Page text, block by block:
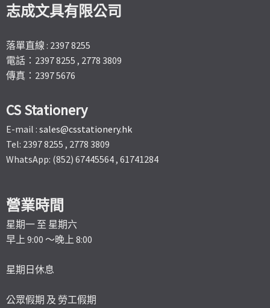
志成文具有限公司
落單直線 : 2397 8255
電話：2397 8255 , 2778 3809
傳真：2397 5676
CS Stationery
E-mail : sales@csstationery.hk
Tel: 2397 8255 , 2778 3809
WhatsApp: (852) 67445564 , 61741284
營業時間
星期一 至 星期六
早上 9:00 ～晚上 8:00
星期日休息
公眾假期 及 勞工假期